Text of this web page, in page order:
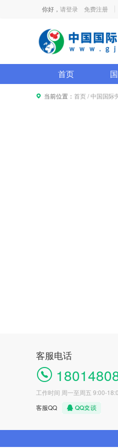
你好， 请登录 免费注册
首页
当前位置： 首页/中国国际
客服电话
工作时间 周一至周五 9:00-
客服QQ